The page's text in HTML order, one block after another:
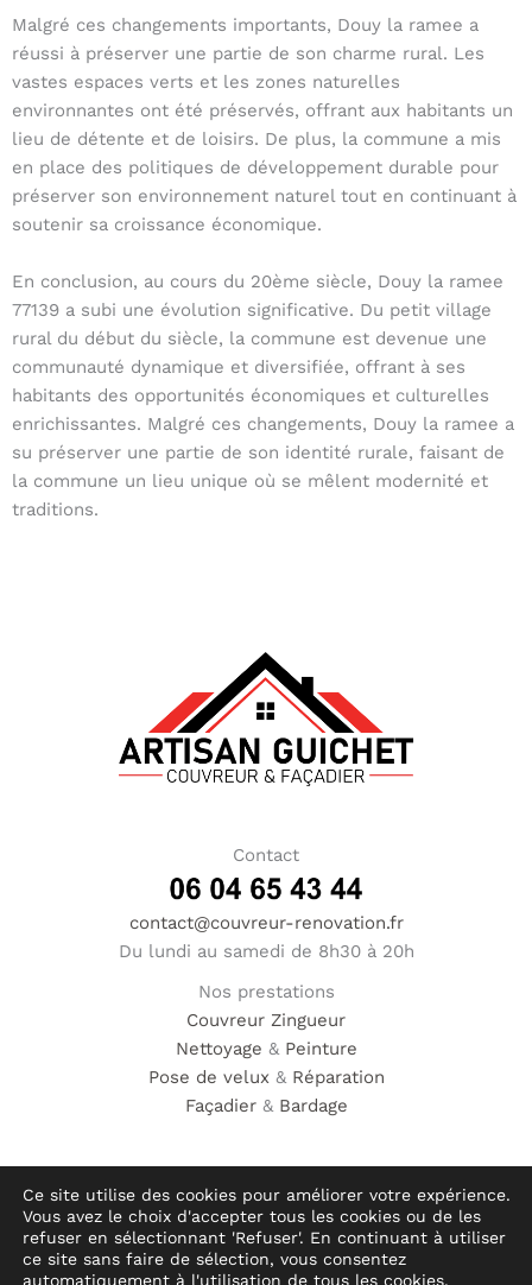
Malgré ces changements importants, Douy la ramee a
réussi à préserver une partie de son charme rural. Les
vastes espaces verts et les zones naturelles
environnantes ont été préservés, offrant aux habitants un
lieu de détente et de loisirs. De plus, la commune a mis
en place des politiques de développement durable pour
préserver son environnement naturel tout en continuant à
soutenir sa croissance économique.
En conclusion, au cours du 20ème siècle, Douy la ramee
77139 a subi une évolution significative. Du petit village
rural du début du siècle, la commune est devenue une
communauté dynamique et diversifiée, offrant à ses
habitants des opportunités économiques et culturelles
enrichissantes. Malgré ces changements, Douy la ramee a
su préserver une partie de son identité rurale, faisant de
la commune un lieu unique où se mêlent modernité et
traditions.
Contact
contact@couvreur-renovation.fr
Du lundi au samedi de 8h30 à 20h
Nos prestations
Couvreur Zingueur
Nettoyage & Peinture
Pose de velux& Réparation
Façadier& Bardage
© Hauméa Digital | Tous droits réservés
Ce site utilise des cookies pour améliorer votre expérience.
Vous avez le choix d'accepter tous les cookies ou de les
refuser en sélectionnant 'Refuser'. En continuant à utiliser
ce site sans faire de sélection, vous consentez
automatiquement à l'utilisation de tous les cookies.